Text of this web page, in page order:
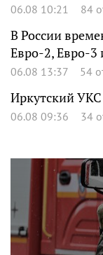
06.08 10:21 84
В России
Евро-2, Евро-3
06.08 13:37 54
Иркутский
06.08 09:36 34